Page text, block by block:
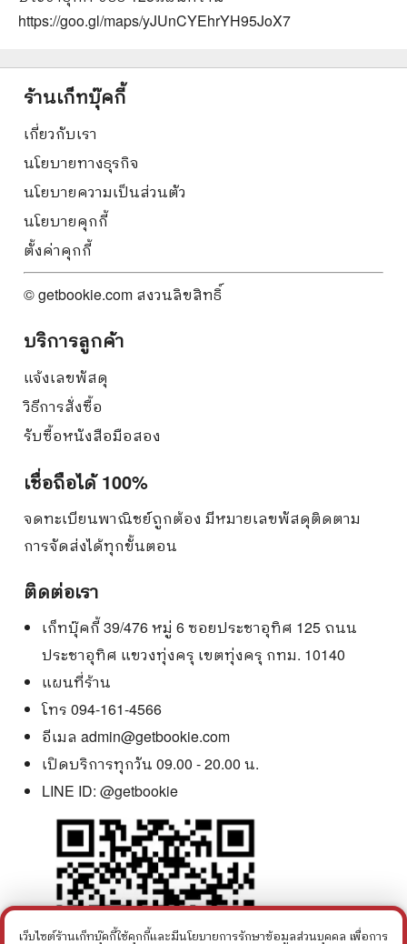
https://goo.gl/maps/yJUnCYEhrYH95JoX7
ร้านเก็ทบุ๊คกี้
เกี่ยวกับเรา
นโยบายทางธุรกิจ
นโยบายความเป็นส่วนตัว
นโยบายคุกกี้
ตั้งค่าคุกกี้
© getbookie.com สงวนลิขสิทธิ์
บริการลูกค้า
แจ้งเลขพัสดุ
วิธีการสั่งซื้อ
รับซื้อหนังสือมือสอง
เชื่อถือได้ 100%
จดทะเบียนพาณิชย์ถูกต้อง มีหมายเลขพัสดุติดตาม
การจัดส่งได้ทุกขั้นตอน
ติดต่อเรา
เก็ทบุ๊คกี้ 39/476 หมู่ 6 ซอยประชาอุทิศ 125 ถนน
ประชาอุทิศ แขวงทุ่งครุ เขตทุ่งครุ กทม. 10140
แผนที่ร้าน
โทร 094-161-4566
อีเมล admin@getbookie.com
เปิดบริการทุกวัน 09.00 - 20.00 น.
LINE ID: @getbookie
เว็บไซต์ร้านเก็ทบุ๊คกี้ใช้คุกกี้และมีนโยบายการรักษาข้อมูลส่วนบุคคล เพื่อการ